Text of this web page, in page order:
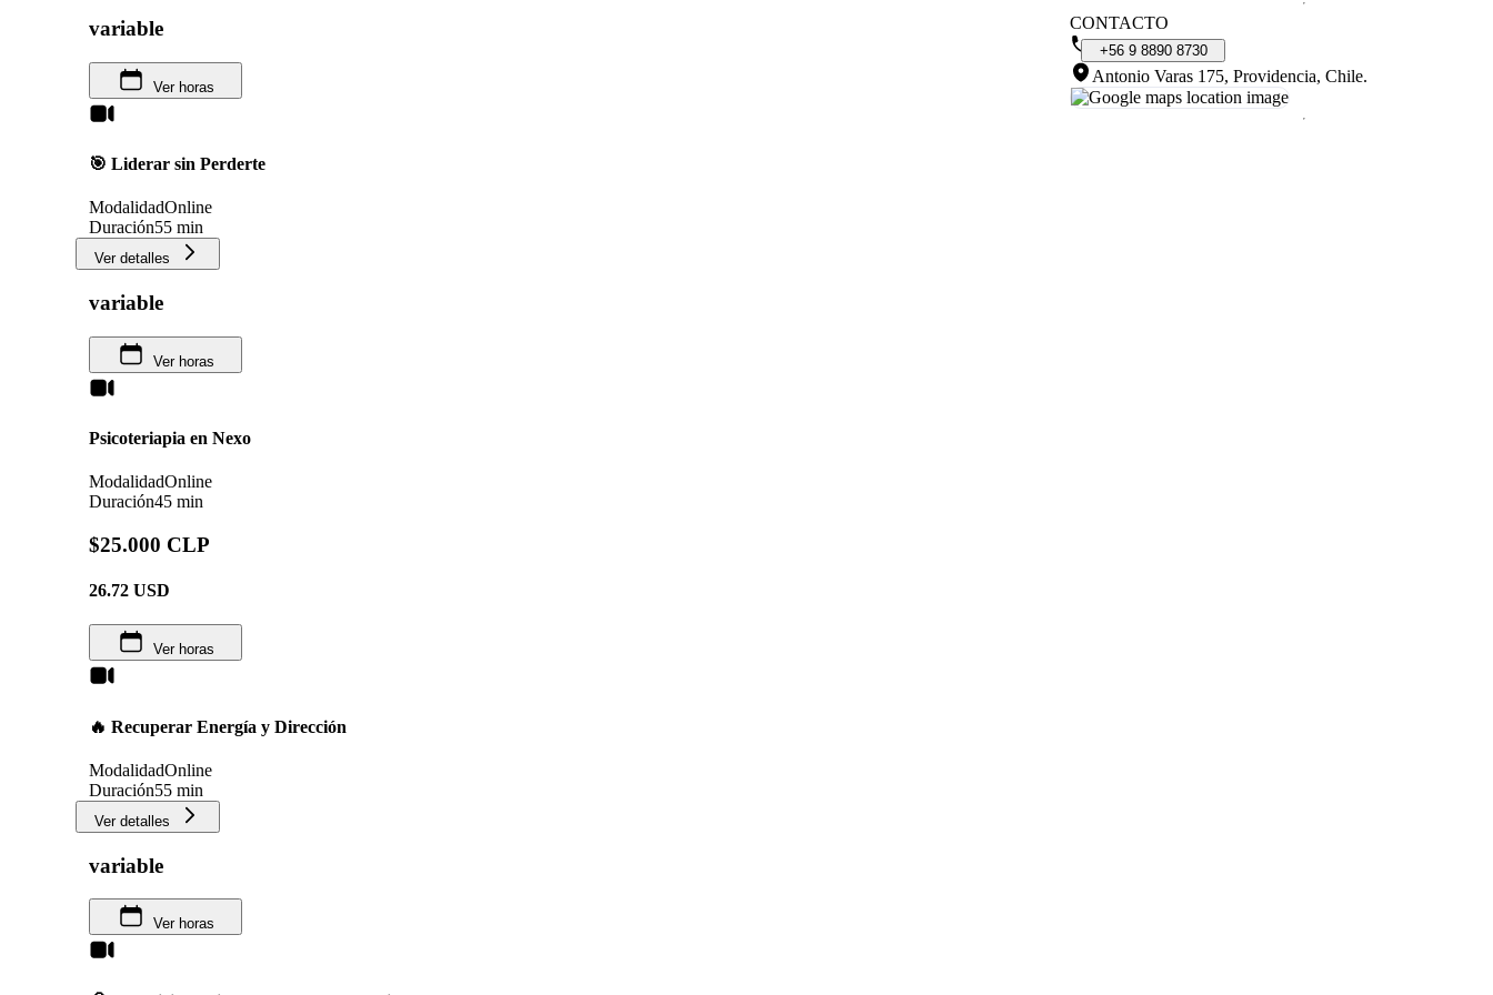
variable
Ver horas
🎯 Liderar sin Perderte
ModalidadOnline
Duración55 min
Ver detalles
variable
Ver horas
Psicoteriapia en Nexo
ModalidadOnline
Duración45 min
$25.000 CLP
26.72 USD
Ver horas
🔥 Recuperar Energía y Dirección
ModalidadOnline
Duración55 min
Ver detalles
variable
Ver horas
CONTACTO
+56 9 8890 8730
Antonio Varas 175, Providencia, Chile.